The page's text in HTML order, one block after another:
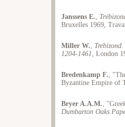
Janssens E.,
Bruxelles 1969,
Miller W.,
1204-1461, London
Bredenkamp F.,
Byzantine Empire of
Bryer A.A.M.,
Dumbarton Oaks